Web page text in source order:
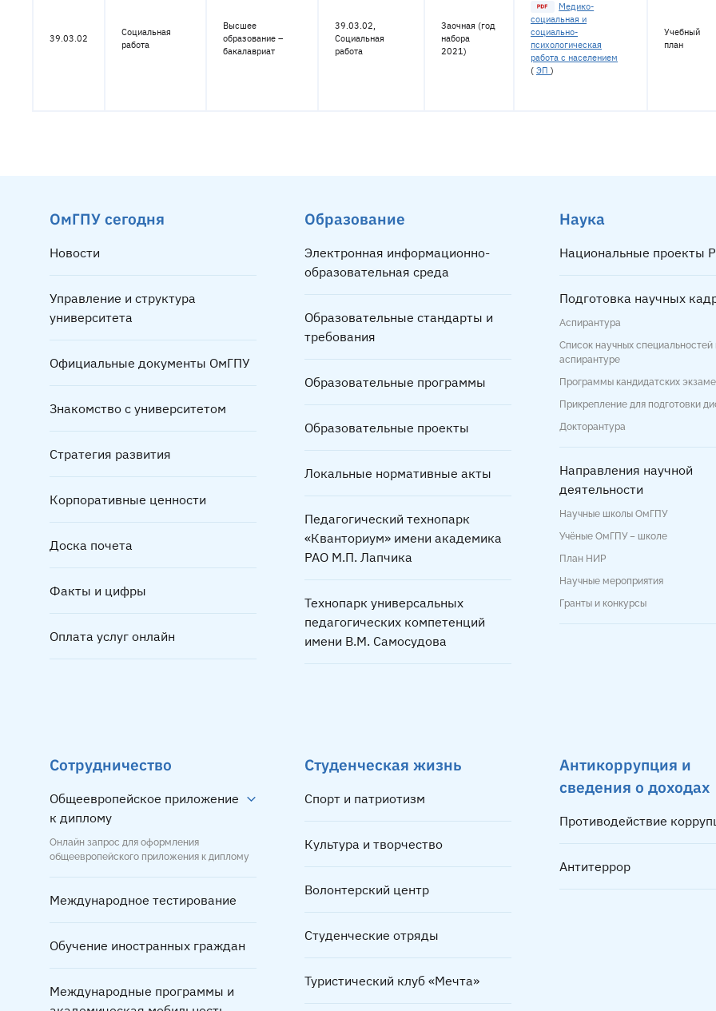
39.03.02
Социальная
работа
Высшее
образование –
бакалавриат
39.03.02,
Социальная
работа
Заочная (год
набора
2021)
Медико-
социальная и
социально-
психологическая
работа с населением
( ЭП )
Учебный
план
ОмГПУ сегодня
Новости
Управление и структура
университета
Официальные документы ОмГПУ
Знакомство с университетом
Стратегия развития
Корпоративные ценности
Доска почета
Факты и цифры
Оплата услуг онлайн
Образование
Электронная информационно-
образовательная среда
Образовательные стандарты и
требования
Образовательные программы
Образовательные проекты
Локальные нормативные акты
Педагогический технопарк
«Кванториум» имени академика
РАО М.П. Лапчика
Технопарк универсальных
педагогических компетенций
имени В.М. Самосудова
Наука
Национальные проекты
Подготовка научных
Аспирантура
Список научных специальностей
аспирантуре
Программы кандидатских
Прикрепление для подготовки
Докторантура
Направления научной
деятельности
Научные школы ОмГПУ
Учёные ОмГПУ – школе
План НИР
Научные мероприятия
Гранты и конкурсы
Сотрудничество
Общеевропейское приложение
к диплому
Онлайн запрос для оформления
общеевропейского приложения к диплому
Международное тестирование
Обучение иностранных граждан
Международные программы и
Студенческая жизнь
Спорт и патриотизм
Культура и творчество
Волонтерский центр
Студенческие отряды
Туристический клуб «Мечта»
Антикоррупция и
сведения о доходах
Противодействие
Антитеррор